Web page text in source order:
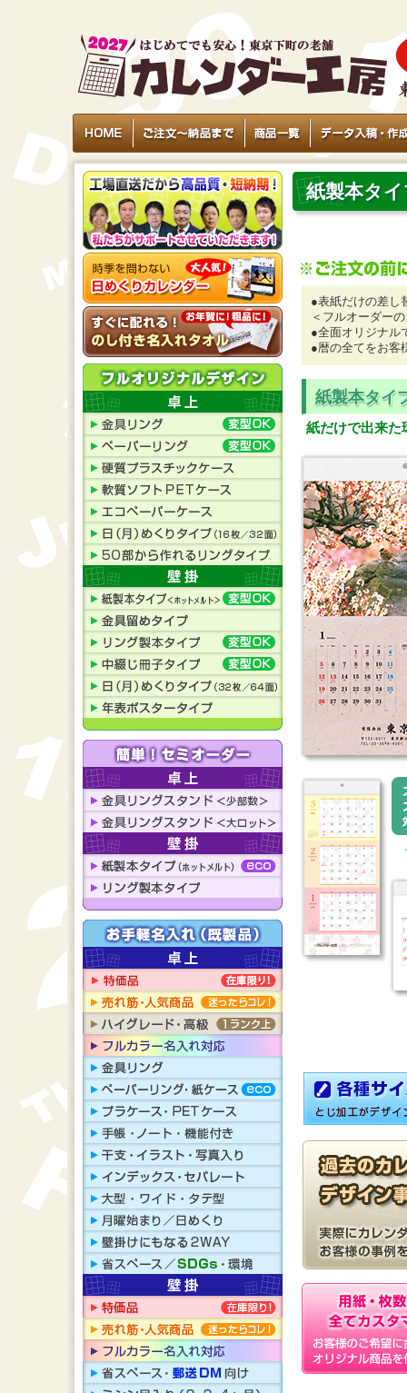
紙製本タ
●表紙だけの差し
＜フルオーダー
●全面オリジナル
●暦の全てをお客
紙製本タイ
紙だけで出来た